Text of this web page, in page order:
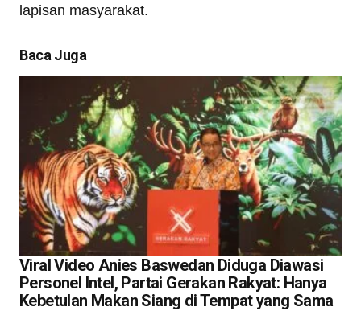
lapisan masyarakat.
Baca Juga
Viral Video Anies Baswedan Diduga Diawasi
Personel Intel, Partai Gerakan Rakyat: Hanya
Kebetulan Makan Siang di Tempat yang Sama